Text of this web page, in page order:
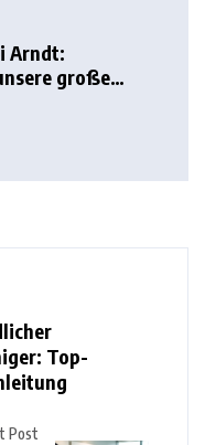
Arndt:
große
Top-
Post